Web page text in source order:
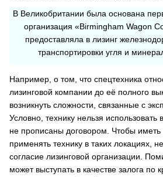
В Великобритании была основана
организация «Birmingham Wagon
предоставляла в лизинг
транспортировки угля и
Например, о том, что спецтехника
лизинговой компании до её полного
возникнуть сложности, связанные с
Условно, технику нельзя использовать
не прописаны договором. Чтобы иметь
применять технику в таких локациях,
согласие лизинговой организации.
может выступать в качестве залога по